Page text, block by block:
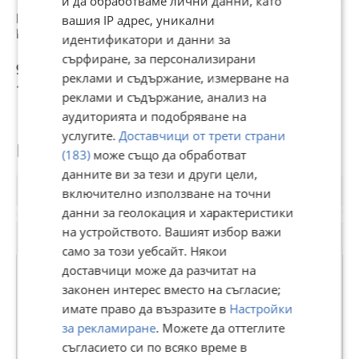
CHEVROLET Tahoe, 95>
CITROEN C3 Picasso, 08>13
CITROEN C5 (Mk1) Tourer, 01>08
CITROEN C5 (Mk2) Tourer, 08>
CITROEN Xm Break, 94>00
CITROEN Zx Break, 94>99
DACIA Dokker 12>
DACIA Duster, 08>13
DACIA Duster III, 18>
DACIA Sandero Stepway, 09>12
DACIA Sandero Stepway, 13>
DACIA Logan MCV, 04>
DAEWOO Nubira Station Wagon, 97>03
DAIHATSU Feroza, 87>98
FIAT Croma, 05>07
FIAT Croma, 07>10
FIAT Marea Weekend, 96>03
FIAT Marengo, 97>01
FIAT Palio Weekend, 97>01
FIAT Sedici, 05>08
FIAT Sedici, 08>14
FIAT Strada, IV 04>
Напречни греди
Menabo BRIO 400
93 €
181,89 лв
Напречни греди
Menabo Omega L
82 €
160,38 лв
87 €
170,16 лв
Потребител
Автобагажници
В Bazar.BG от 06 януари 2022г.
Последно активен днес в 09:23 ч.
вашия IP адрес, уникални
идентификатори и данни за
сърфиране, за персонализирани
реклами и съдържание, измерване на
реклами и съдържание, анализ на
аудиторията и подобряване на
услугите. Доставчици от трети страни
(183)може също да обработват
данните ви за тези и други цели,
включително използване на точни
данни за геолокация и характеристики
на устройството. Вашият избор важи
само за този уебсайт. Някои
доставчици може да разчитат на
законен интерес вместо на съгласие;
имате право да възразите в Настройки
за рекламиране. Можете да оттеглите
съгласието си по всяко време в